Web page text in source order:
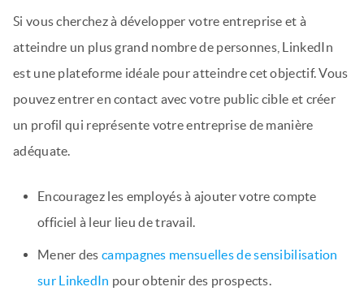
Si vous cherchez à développer votre entreprise et à
atteindre un plus grand nombre de personnes, LinkedIn
est une plateforme idéale pour atteindre cet objectif. Vous
pouvez entrer en contact avec votre public cible et créer
un profil qui représente votre entreprise de manière
adéquate.
Encouragez les employés à ajouter votre compte
officiel à leur lieu de travail.
Mener descampagnes mensuelles de sensibilisation
sur LinkedIn pour obtenir des prospects.